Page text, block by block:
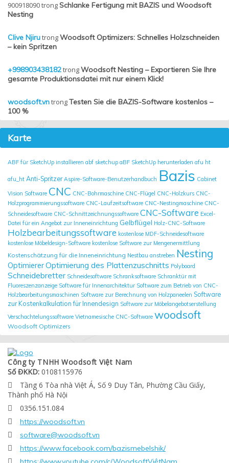
900918090trongSchlanke Fertigung mit BAZIS und Woodsoft
Nesting
Clive NjirutrongWoodsoft Optimizers: Schnelles Holzschneiden
– kein Spritzen
+998903438182trongWoodsoft Nesting – Exportieren Sie Ihre
gesamte Produktionsdatei mit nur einem Klick!
woodsoft.vntrongTesten Sie die BAZIS-Software kostenlos –
100 %
Karte
ABF für SketchUp installieren abf sketchup aBF SketchUp herunterladen afu ht
afu_ht Anti-Spritzer Aspire-Software-Benutzerhandbuch Bazis Cabinet
Vision Software CNC CNC-Bohrmaschine CNC-Flügel CNC-Holzkurs CNC-
Holzprogrammierungssoftware CNC-Laufzeitsoftware CNC-Nestingmaschine CNC-
Schneidesoftware CNC-Schnittzeichnungssoftware CNC-Software Excel-
Datei für ein Angebot zur Inneneinrichtung Gelbflügel Holz-CNC-Software
Holzbearbeitungssoftware kostenlose MDF-Schneidesoftware
kostenlose Möbeldesign-Software kostenlose Software zur Mengenermittlung
Kostenschätzung für die Inneneinrichtung Nestbau anstreben Nesting
OptimiererOptimierung des Plattenzuschnitts Polyboard
Schneidebretter Schneidesoftware Schranksoftware Schranktür mit
Fluoreszenzanzeige Software für Innenarchitektur Software zum Betrieb von CNC-
Holzbearbeitungsmaschinen Software zur Berechnung von Holzpaneelen Software
zur Kostenkalkulation für Innendesign Software zur Möbelangebotserstellung
Verschachtelungssoftware Vietnamesische CNC-Software woodsoft
Woodsoft Optimizers
Công ty TNHH Woodsoft Việt Nam
Số ĐKKD: 0108115976

Tầng 6 Tòa nhà Việt Á, Số 9 Duy Tân, Phường Cầu Giấy,
Thành phố Hà Nội
 0356.151.084
 https://woodsoft.vn
 software@woodsoft.vn
 https://www.facebook.com/bazismebelshik/